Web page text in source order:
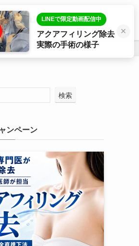
ール LINE相談 症例写真
検索
ンペーン
×
LINEで限定動画配信中
アクアフィリング除去
実際の手術の様子